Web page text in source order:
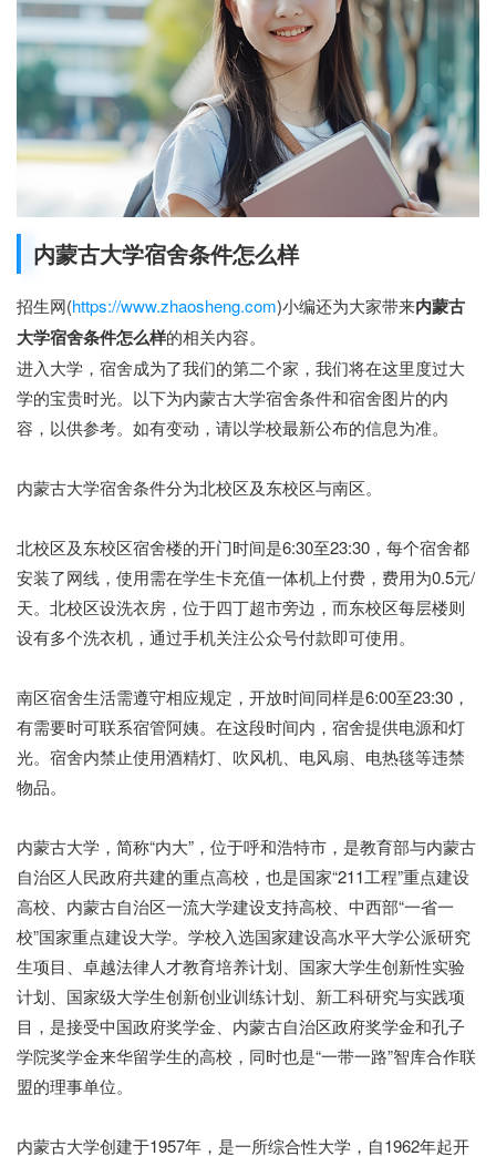
内蒙古大学宿舍条件怎么样
招生网(https://www.zhaosheng.com)小编还为大家带来内蒙古
大学宿舍条件怎么样的相关内容。
进入大学，宿舍成为了我们的第二个家，我们将在这里度过大
学的宝贵时光。以下为内蒙古大学宿舍条件和宿舍图片的内
容，以供参考。如有变动，请以学校最新公布的信息为准。
内蒙古大学宿舍条件分为北校区及东校区与南区。
北校区及东校区宿舍楼的开门时间是6:30至23:30，每个宿舍都
安装了网线，使用需在学生卡充值一体机上付费，费用为0.5元/
天。北校区设洗衣房，位于四丁超市旁边，而东校区每层楼则
设有多个洗衣机，通过手机关注公众号付款即可使用。
南区宿舍生活需遵守相应规定，开放时间同样是6:00至23:30，
有需要时可联系宿管阿姨。在这段时间内，宿舍提供电源和灯
光。宿舍内禁止使用酒精灯、吹风机、电风扇、电热毯等违禁
物品。
内蒙古大学，简称“内大”，位于呼和浩特市，是教育部与内蒙古
自治区人民政府共建的重点高校，也是国家“211工程”重点建设
高校、内蒙古自治区一流大学建设支持高校、中西部“一省一
校”国家重点建设大学。学校入选国家建设高水平大学公派研究
生项目、卓越法律人才教育培养计划、国家大学生创新性实验
计划、国家级大学生创新创业训练计划、新工科研究与实践项
目，是接受中国政府奖学金、内蒙古自治区政府奖学金和孔子
学院奖学金来华留学生的高校，同时也是“一带一路”智库合作联
盟的理事单位。
内蒙古大学创建于1957年，是一所综合性大学，自1962年起开